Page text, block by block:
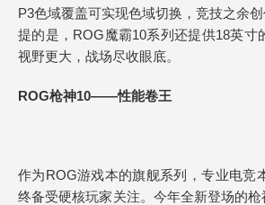
P3色域覆盖可实现色域切换，竞技之余
提的是，ROG魔霸10系列还提供18英寸
视野更大，战场尽收眼底。
ROG枪神10——性能卷王
作为ROG游戏本的旗舰系列，专业电竞
终备受硬核玩家关注。今年全新登场的